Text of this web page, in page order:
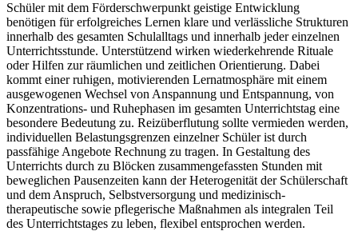
Schüler mit dem Förderschwerpunkt geistige Entwicklung
benötigen für erfolgreiches Lernen klare und verlässliche Strukturen
innerhalb des gesamten Schulalltags und innerhalb jeder einzelnen
Unterrichtsstunde. Unterstützend wirken wiederkehrende Rituale
oder Hilfen zur räumlichen und zeitlichen Orientierung. Dabei
kommt einer ruhigen, motivierenden Lernatmosphäre mit einem
ausgewogenen Wechsel von Anspannung und Entspannung, von
Konzentrations- und Ruhephasen im gesamten Unterrichtstag eine
besondere Bedeutung zu. Reizüberflutung sollte vermieden werden,
individuellen Belastungsgrenzen einzelner Schüler ist durch
passfähige Angebote Rechnung zu tragen. In Gestaltung des
Unterrichts durch zu Blöcken zusammengefassten Stunden mit
beweglichen Pausenzeiten kann der Heterogenität der Schülerschaft
und dem Anspruch, Selbstversorgung und medizinisch-
therapeutische sowie pflegerische Maßnahmen als integralen Teil
des Unterrichtstages zu leben, flexibel entsprochen werden.